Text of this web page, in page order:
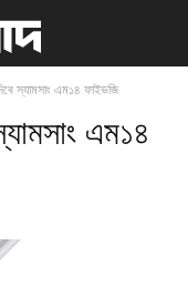
স্যামসাং এম১৪ ফাইভজি
এম১৪